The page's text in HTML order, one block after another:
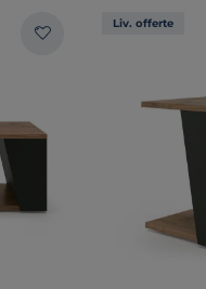
Liv. offerte